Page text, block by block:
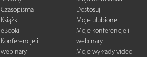
Czasopisma
Książki
eBooki
Konferencje i
webinary
Dostosuj
Moje ulubione
Moje konferencje i
webinary
Moje wykłady video